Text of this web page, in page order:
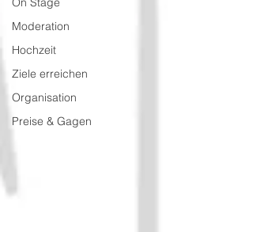
Moderation
Hochzeit
Ziele erreichen
Organisation
Preise & Gagen